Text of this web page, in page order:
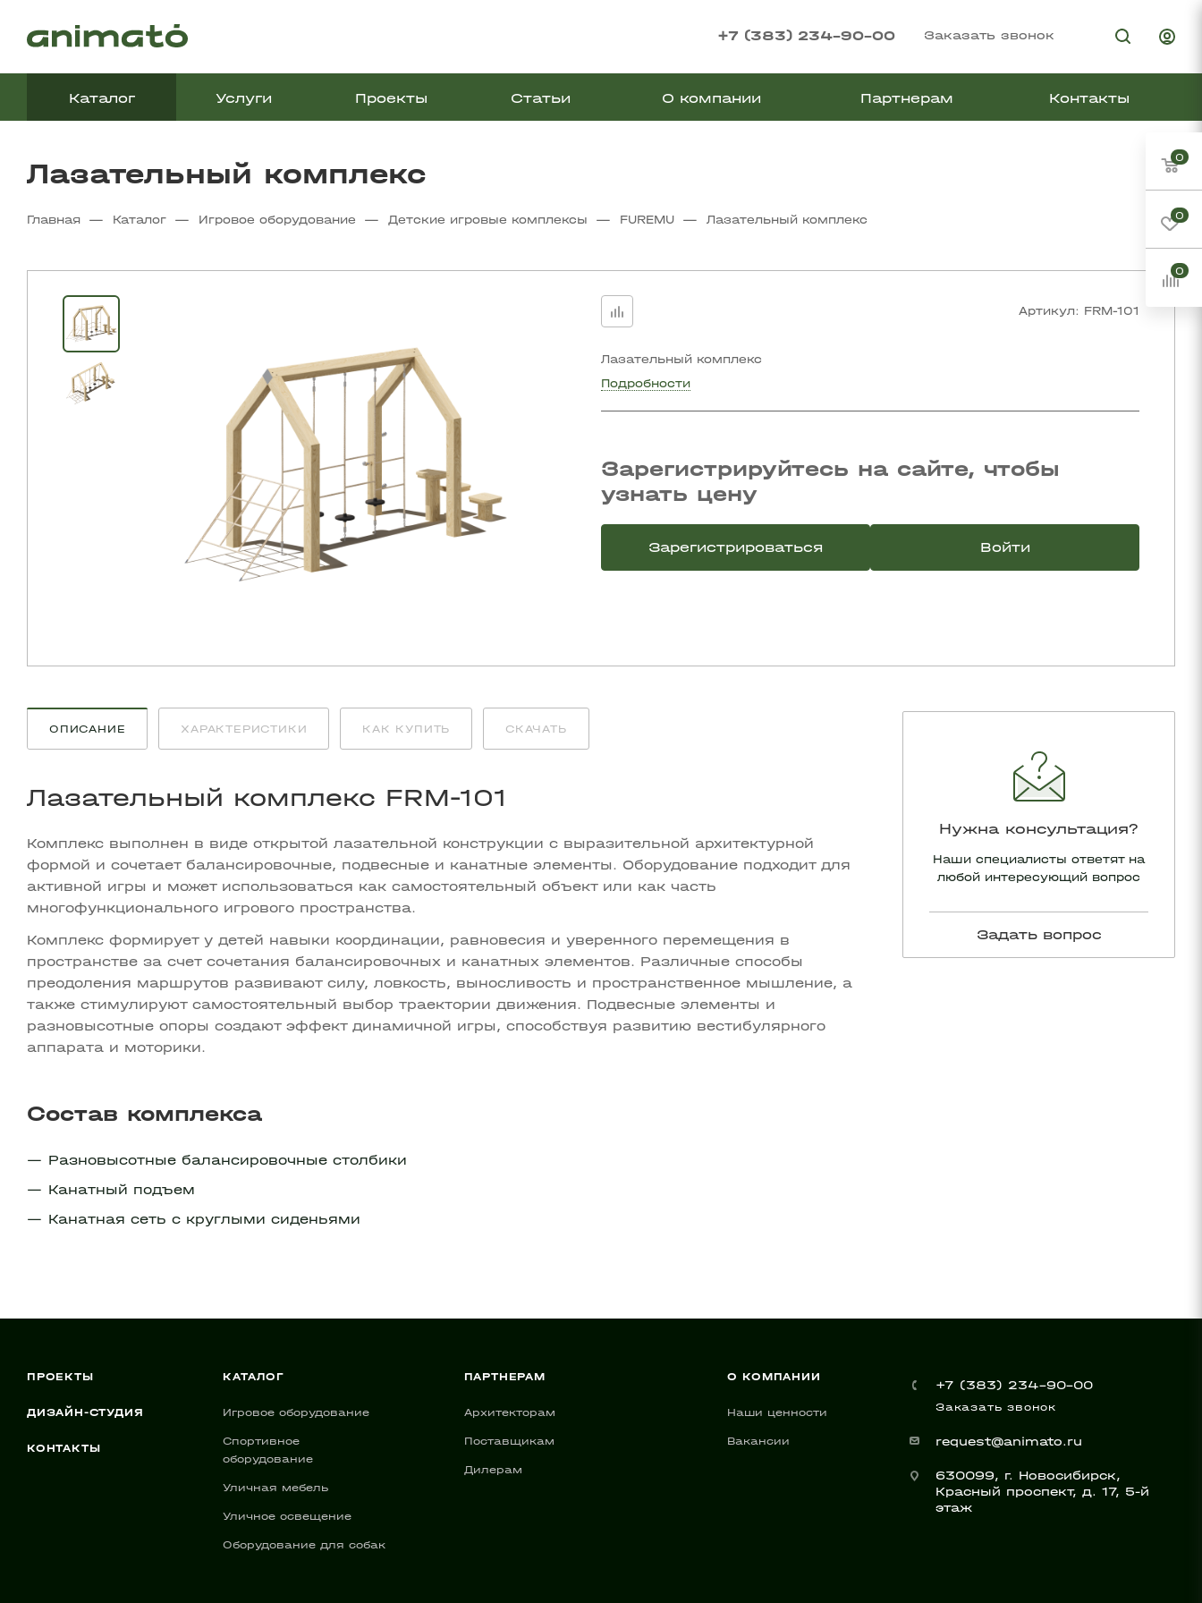
+7 (383) 234-90-00 Заказать звонок
Каталог Услуги Проекты Статьи О компании Партнерам Контакты
Лазательный комплекс
Главная — Каталог — Игровое оборудование — Детские игровые комплексы — FUREMU — Лазательный комплекс
Артикул: FRM-101
Лазательный комплекс
Подробности
Зарегистрируйтесь на сайте, чтобы
узнать цену
Зарегистрироваться Войти
ОПИСАНИЕ ХАРАКТЕРИСТИКИ КАК КУПИТЬ СКАЧАТЬ
Лазательный комплекс FRM-101
Комплекс выполнен в виде открытой лазательной конструкции с выразительной архитектурной
формой и сочетает балансировочные, подвесные и канатные элементы. Оборудование подходит для
активной игры и может использоваться как самостоятельный объект или как часть
многофункционального игрового пространства.
Комплекс формирует у детей навыки координации, равновесия и уверенного перемещения в
пространстве за счет сочетания балансировочных и канатных элементов. Различные способы
преодоления маршрутов развивают силу, ловкость, выносливость и пространственное мышление, а
также стимулируют самостоятельный выбор траектории движения. Подвесные элементы и
разновысотные опоры создают эффект динамичной игры, способствуя развитию вестибулярного
аппарата и моторики.
Состав комплекса
Разновысотные балансировочные столбики
Канатный подъем
Канатная сеть с круглыми сиденьями
Нужна консультация?
Наши специалисты ответят на
любой интересующий вопрос
Задать вопрос
ПРОЕКТЫ
ДИЗАЙН-СТУДИЯ
КОНТАКТЫ
КАТАЛОГ
Игровое оборудование
Спортивное
оборудование
Уличная мебель
Уличное освещение
Оборудование для собак
ПАРТНЕРАМ
Архитекторам
Поставщикам
Дилерам
О КОМПАНИИ
Наши ценности
Вакансии
+7 (383) 234-90-00
Заказать звонок
request@animato.ru
630099, г. Новосибирск,
Красный проспект, д. 17, 5-й
этаж
0
0
0